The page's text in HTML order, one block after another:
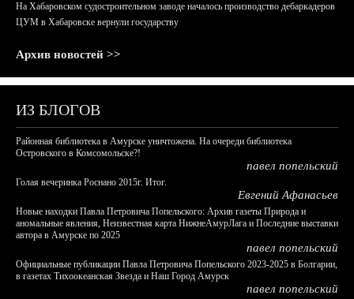
На Хабаровском судостроительном заводе началось производство дебаркадеров
ЦУМ в Хабаровске вернули государству
Архив новостей >>
ИЗ БЛОГОВ
Районная библиотека в Амурске уничтожена. На очереди библиотека
Островского в Комсомольске?!
павел попельский
Голая вечеринка Роснано 2015г. Итог.
Евгений Афанасьев
Новые находки Павла Петровича Попельского: Архив газеты Природа и
аномальные явления, Неизвестная карта НижнеАмурЛага и Последние выставки
автора в Амурске по 2025
павел попельский
Официальные публикации Павла Петровича Попельского 2023-2025 в Болгарии,
в газетах Тихоокеанская Звезда и Наш Город Амурск
павел попельский